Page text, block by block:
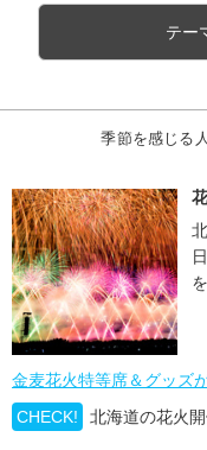
テー
季節を感じる
金麦花火特等席＆グッズ
CHECK!
北海道の花火